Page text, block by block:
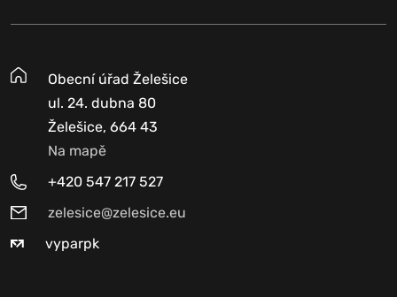
Obecní úřad Želešice
ul. 24. dubna 80
Želešice, 664 43
Na mapě
+420 547 217 527
zelesice@zelesice.eu
vyparpk